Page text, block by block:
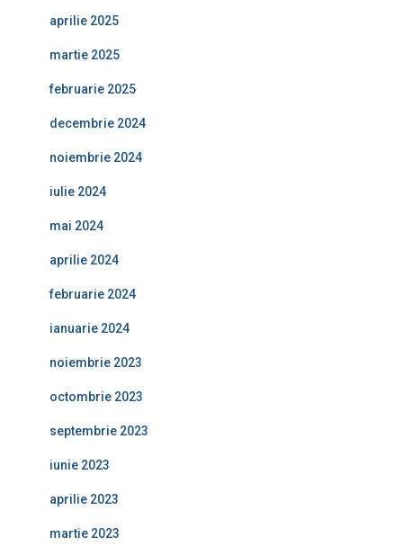
aprilie 2025
martie 2025
februarie 2025
decembrie 2024
noiembrie 2024
iulie 2024
mai 2024
aprilie 2024
februarie 2024
ianuarie 2024
noiembrie 2023
octombrie 2023
septembrie 2023
iunie 2023
aprilie 2023
martie 2023